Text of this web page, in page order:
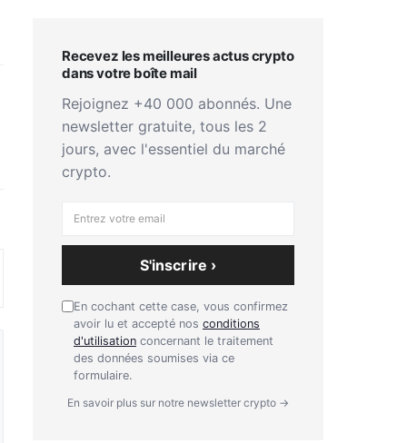
Recevez les meilleures actus crypto
dans votre boîte mail
Rejoignez +40 000 abonnés. Une
newsletter gratuite, tous les 2
jours, avec l'essentiel du marché
crypto.
S'inscrire ›
En cochant cette case, vous confirmez
avoir lu et accepté nos conditions
d'utilisation concernant le traitement
des données soumises via ce
formulaire.
En savoir plus sur notre newsletter crypto →